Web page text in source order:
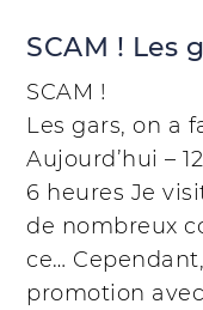
SCAM ! Les
SCAM !
Les gars, on a
Aujourd’hui –
6 heures Je
de nombreux
ce…
promotion